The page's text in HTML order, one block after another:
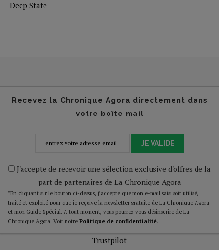
Deep State
Recevez la Chronique Agora directement dans
votre boîte mail
JE VALIDE
J'accepte de recevoir une sélection exclusive d'offres de la
part de partenaires de La Chronique Agora
*En cliquant sur le bouton ci-dessus, j’accepte que mon e-mail saisi soit utilisé,
traité et exploité pour que je reçoive la newsletter gratuite de La Chronique Agora
et mon Guide Spécial. A tout moment, vous pourrez vous désinscrire de La
Chronique Agora. Voir notre Politique de confidentialité.
Trustpilot